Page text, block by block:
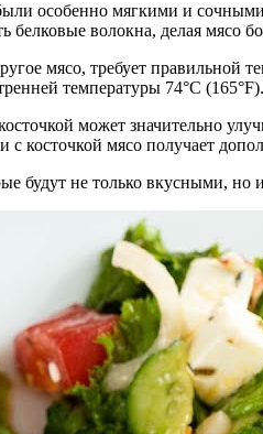
особенно мягкими и
белковые волокна, делая
мясо, требует правильной
температуры 74°C
может значительно
косточкой мясо получает
будут не только вкусными,